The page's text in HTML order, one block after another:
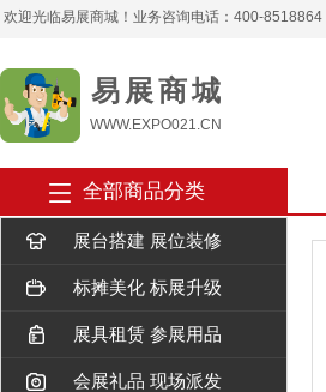
欢迎光临易展商城！业务咨询电话：400-
易 展 商 城
WWW.EXPO021.CN
全部商品分类
展台搭建 展位装修
标摊美化 标展升级
展具租赁 参展用品
会展礼品 现场派发